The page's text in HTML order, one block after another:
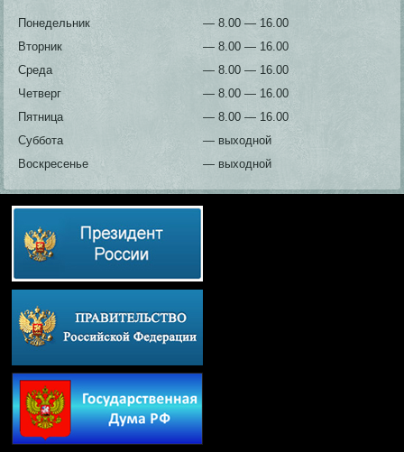
Понедельник
— 8.00 — 16.00
Вторник
— 8.00 — 16.00
Среда
— 8.00 — 16.00
Четверг
— 8.00 — 16.00
Пятница
— 8.00 — 16.00
Суббота
— выходной
Воскресенье
— выходной